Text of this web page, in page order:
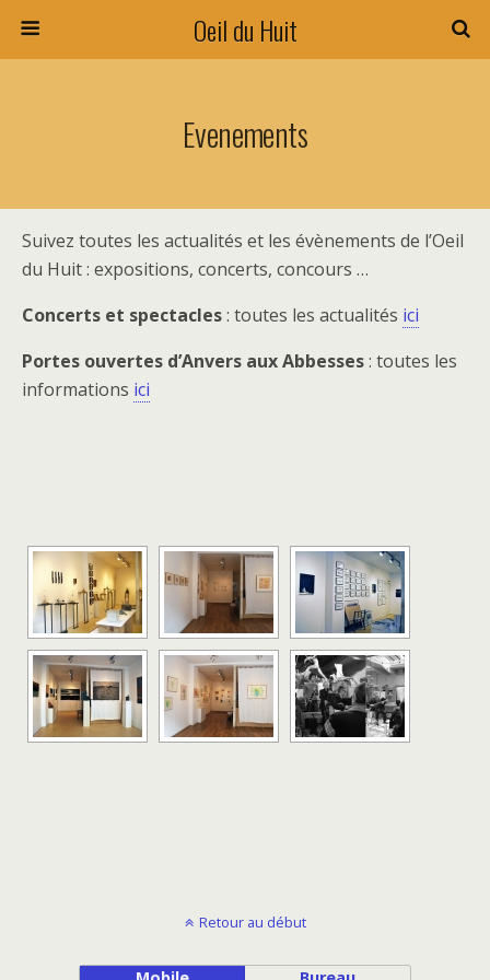
Oeil du Huit
Evenements
Suivez toutes les actualités et les évènements de l’Oeil
du Huit : expositions, concerts, concours …
Concerts et spectacles: toutes les actualités ici
Portes ouvertes d’Anvers aux Abbesses: toutes les
informations ici
Retour au début